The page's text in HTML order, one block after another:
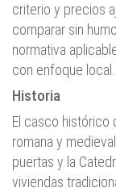
criterio y precios
comparar sin
normativa
con enfoque local.
Historia
El casco histórico
romana y
puertas y la
viviendas